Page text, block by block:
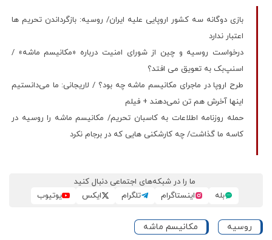
بازی دوگانه سه کشور اروپایی علیه ایران/ روسیه: بازگرداندن تحریم ها
اعتبار ندارد
درخواست روسیه و چین از شورای امنیت درباره «مکانیسم ماشه» /
اسنپ‌بک به تعویق می افتد؟
طرح اروپا در ماجرای مکانیسم ماشه چه بود؟ / لاریجانی: ما می‌دانستیم
اینها آخرش هم تن نمی‌دهند + فیلم
حمله روزنامه اطلاعات به کاسبان تحریم/ مکانیسم ماشه را روسیه در
کاسه ما گذاشت/ چه کارشکنی هایی که در برجام نکرد
ما را در شبکه‌های اجتماعی دنبال کنید
بله
اینستاگرام تلگرام ایکس یوتیوب
روسیه مکانیسم ماشه